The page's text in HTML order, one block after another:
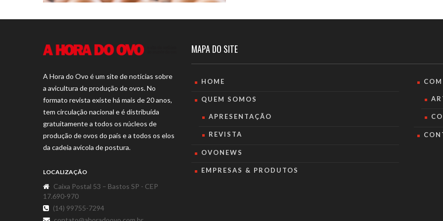
A Hora do Ovo é um site de notícias sobre
a avicultura de produção de ovos. No
formato revista existe há mais de 20 anos,
tem circulação nacional e é distribuída
gratuitamente a todos os núcleos de
produção de ovos do país e a todos os elos
da cadeia avícola de postura.
LOCALIZAÇÃO
Caixa Postal 53 – Bastos SP - CEP
17.690-970
(14) 99755-7294
MAPA DO SITE
HOME
QUEM SOMOS
APRESENTAÇÃO
REVISTA
OVONEWS
EMPRESAS & PRODUTOS